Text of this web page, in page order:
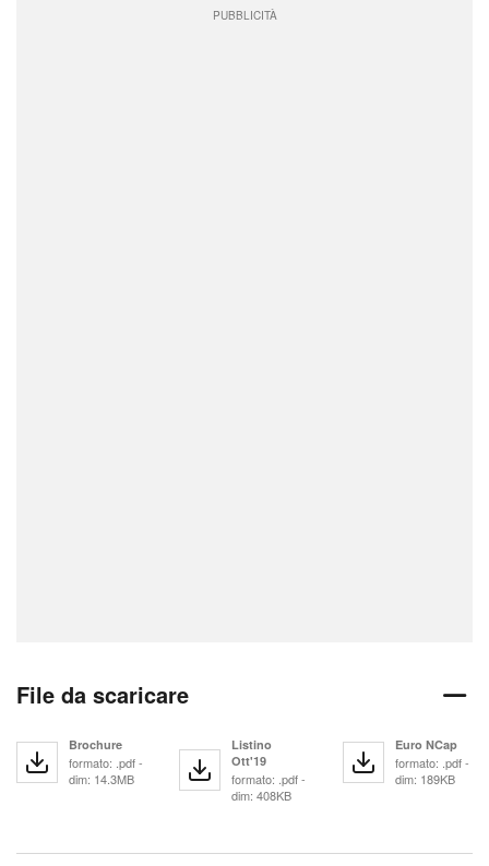
PUBBLICITÀ
File da scaricare
Brochure
formato: .pdf -
dim: 14.3MB
Listino
Ott'19
formato: .pdf -
dim: 408KB
Euro NCap
formato: .pdf -
dim: 189KB